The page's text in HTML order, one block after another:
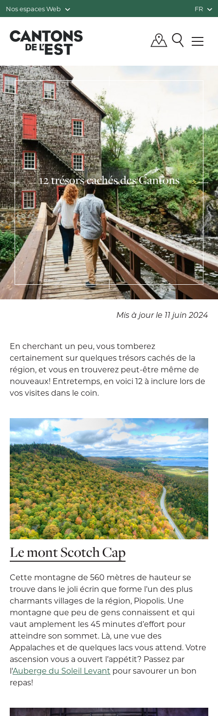
Nos espaces Web FR
12 trésors cachés des Cantons
Mis à jour le 11 juin 2024
En cherchant un peu, vous tomberez
certainement sur quelques trésors cachés de la
région, et vous en trouverez peut-être même de
nouveaux! Entretemps, en voici 12 à inclure lors de
vos visites dans le coin.
Le mont Scotch Cap
Cette montagne de 560 mètres de hauteur se
trouve dans le joli écrin que forme l’un des plus
charmants villages de la région, Piopolis. Une
montagne que peu de gens connaissent et qui
vaut amplement les 45 minutes d’effort pour
atteindre son sommet. Là, une vue des
Appalaches et de quelques lacs vous attend. Votre
ascension vous a ouvert l’appétit? Passez par
l'Auberge du Soleil Levant pour savourer un bon
repas!